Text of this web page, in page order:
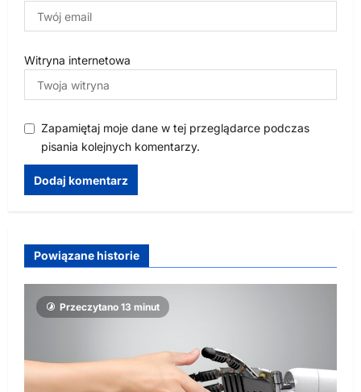
Witryna internetowa
Zapamiętaj moje dane w tej przeglądarce podczas
pisania kolejnych komentarzy.
Powiązane historie
Przeczytano 13 minut